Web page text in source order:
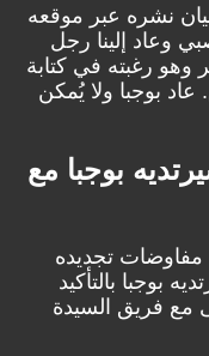
نشره عبر موقعه
وعاد إلينا رجل
رغبته في كتابة
بوجبا ولا يُمكن
بوجبا مع
مفاوضات تجديده
سيرتديه بوجبا بالتأكيد
مع فريق السيدة